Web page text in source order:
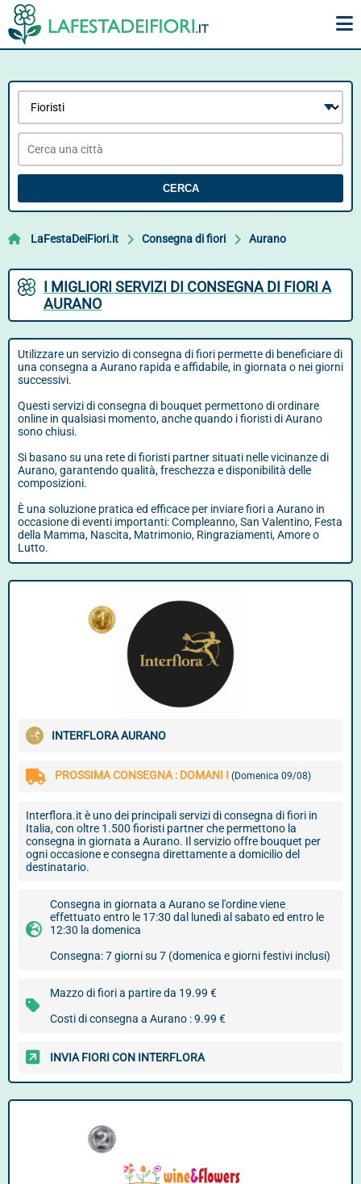
CERCA
LaFestaDeiFiori.it Consegna di fiori Aurano
I MIGLIORI SERVIZI DI CONSEGNA DI FIORI A
AURANO
Utilizzare un servizio di consegna di fiori permette di beneficiare di
una consegna a Aurano rapida e affidabile, in giornata o nei giorni
successivi.
Questi servizi di consegna di bouquet permettono di ordinare
online in qualsiasi momento, anche quando i fioristi di Aurano
sono chiusi.
Si basano su una rete di fioristi partner situati nelle vicinanze di
Aurano, garantendo qualità, freschezza e disponibilità delle
composizioni.
È una soluzione pratica ed efficace per inviare fiori a Aurano in
occasione di eventi importanti: Compleanno, San Valentino, Festa
della Mamma, Nascita, Matrimonio, Ringraziamenti, Amore o
Lutto.
INTERFLORA AURANO
PROSSIMA CONSEGNA : DOMANI ! (Domenica 09/08)
Interflora.it è uno dei principali servizi di consegna di fiori in
Italia, con oltre 1.500 fioristi partner che permettono la
consegna in giornata a Aurano. Il servizio offre bouquet per
ogni occasione e consegna direttamente a domicilio del
destinatario.
Consegna in giornata a Aurano se l'ordine viene
effettuato entro le 17:30 dal lunedì al sabato ed entro le
12:30 la domenica
Consegna: 7 giorni su 7 (domenica e giorni festivi inclusi)
Mazzo di fiori a partire da 19.99 €
Costi di consegna a Aurano : 9.99 €
INVIA FIORI CON INTERFLORA